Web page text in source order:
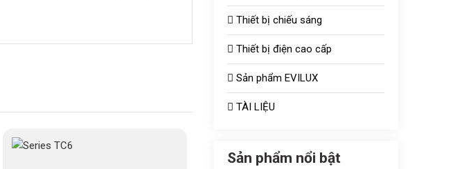
Thiết bị chiếu sáng
Thiết bị điện cao cấp
Sản phẩm EVILUX
TÀI LIỆU
Sản phẩm nổi bật